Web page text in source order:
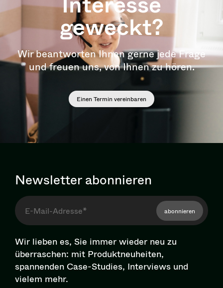
geweckt?
Wir beantworten Ihnen gerne jede Frage
und freuen uns, von Ihnen zu hören.
Einen Termin vereinbaren
Newsletter abonnieren
abonnieren
Wir lieben es, Sie immer wieder neu zu
überraschen: mit Pro­dukt­neu­hei­ten,
spannenden Case-Studies, Interviews und
vielem mehr.